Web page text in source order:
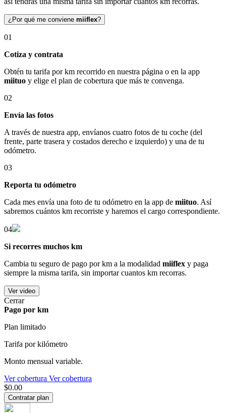
¿Por qué me conviene miiflex?
01
Cotiza y contrata
Obtén tu tarifa por km recorrido en nuestra página o en la app
miituo y elige el plan de cobertura que más te convenga.
02
Envía las fotos
A través de nuestra app, envíanos cuatro fotos de tu coche (del
frente, parte trasera y costados derecho e izquierdo) y una de tu
odómetro.
03
Reporta tu odómetro
Cada mes envía una foto de tu odómetro en la app de miituo. Así
sabremos cuántos km recorriste y haremos el cargo correspondiente.
04
Si recorres muchos km
Cambia tu seguro de pago por km a la modalidad miiflex y paga
siempre la misma tarifa, sin importar cuantos km recorras.
Ver video
Cerrar
Pago por km
Plan limitado
Tarifa por kilómetro
Monto mensual variable.
Ver cobertura Ver cobertura
$0.00
Contratar plan